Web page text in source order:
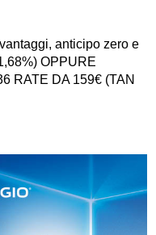
anticipo zero e
OPPURE
RATE DA 159€ (TAN